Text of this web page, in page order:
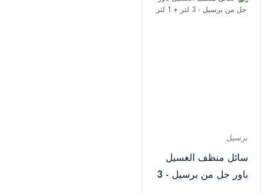
برسيل
سائل منظف الغسيل
باور جل من برسيل - 3